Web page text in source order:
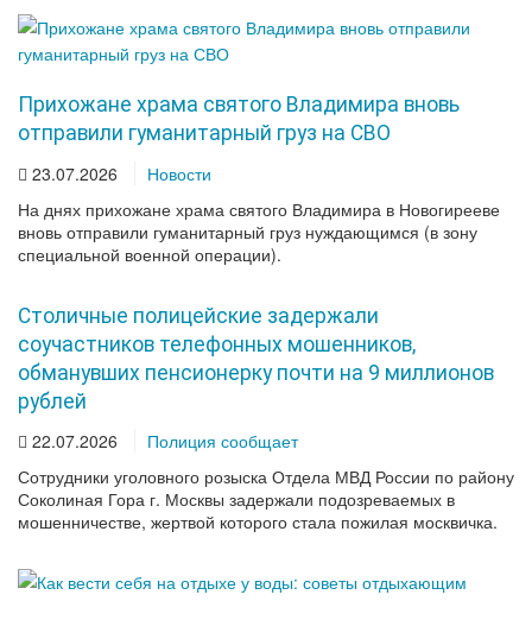
Прихожане храма святого Владимира вновь
отправили гуманитарный груз на СВО
23.07.2026
Новости
На днях прихожане храма святого Владимира в Новогирееве
вновь отправили гуманитарный груз нуждающимся (в зону
специальной военной операции).
Столичные полицейские задержали
соучастников телефонных мошенников,
обманувших пенсионерку почти на 9 миллионов
рублей
22.07.2026
Полиция сообщает
Сотрудники уголовного розыска Отдела МВД России по району
Соколиная Гора г. Москвы задержали подозреваемых в
мошенничестве, жертвой которого стала пожилая москвичка.